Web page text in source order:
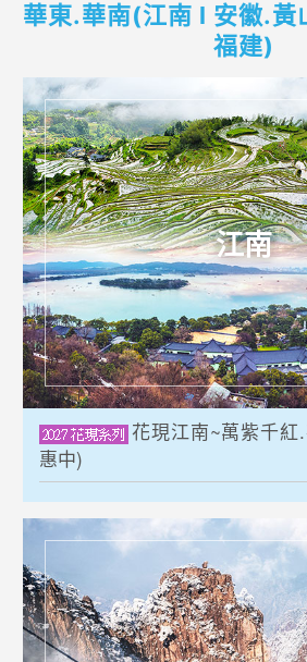
華東.華南(江南 l 安徽.黃
福建)
江南
花現江南~萬紫千
惠中)